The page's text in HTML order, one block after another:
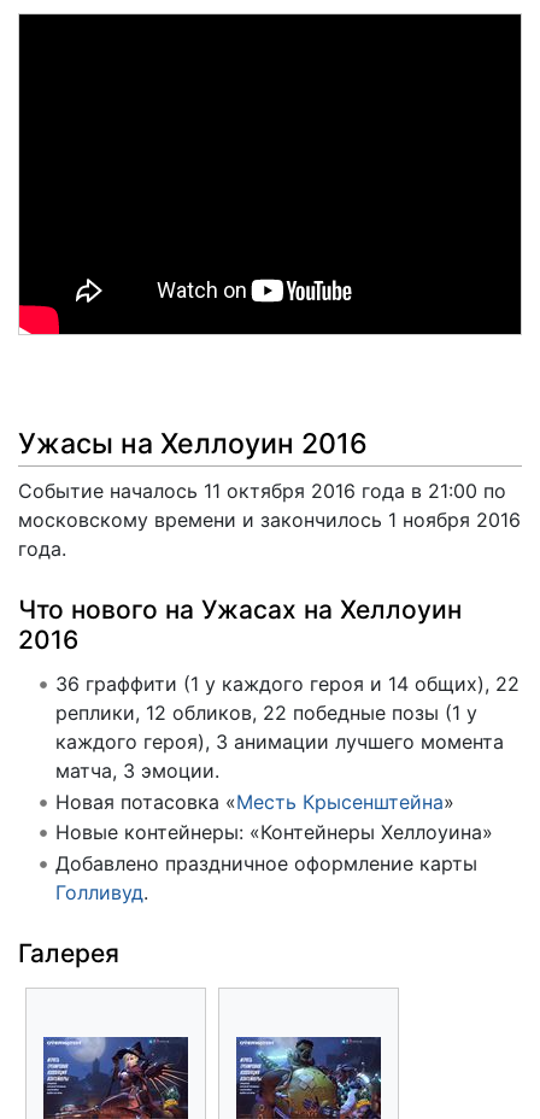
Ужасы на Хеллоуин 2016
Событие началось 11 октября 2016 года в 21:00 по
московскому времени и закончилось 1 ноября 2016
года.
Что нового на Ужасах на Хеллоуин
2016
36 граффити (1 у каждого героя и 14 общих), 22
реплики, 12 обликов, 22 победные позы (1 у
каждого героя), 3 анимации лучшего момента
матча, 3 эмоции.
Новая потасовка «Месть Крысенштейна»
Новые контейнеры: «Контейнеры Хеллоуина»
Добавлено праздничное оформление карты
Голливуд.
Галерея